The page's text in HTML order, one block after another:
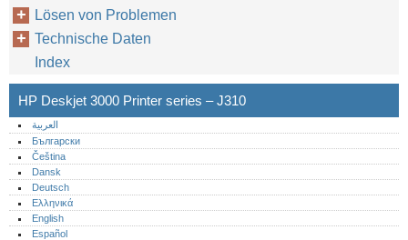
Lösen von Problemen
Technische Daten
Index
HP Deskjet 3000 Printer series – J310
العربية
Български
Čeština
Dansk
Deutsch
Ελληνικά
English
Español